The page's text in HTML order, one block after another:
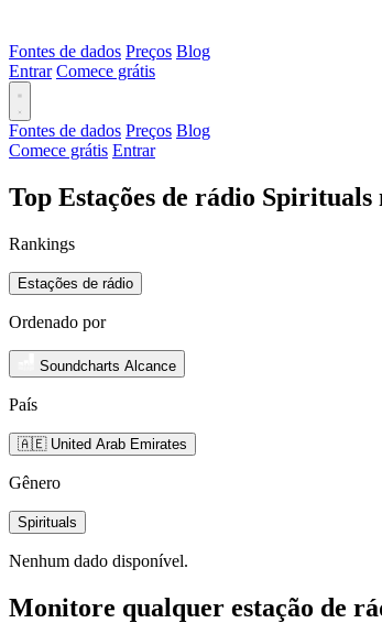
Fontes de dados Preços Blog
Entrar Comece grátis
Fontes de dados Preços Blog
Comece grátis Entrar
Top Estações de rádio
Rankings
Estações de rádio
Ordenado por
Soundcharts Alcance
País
🇦🇪 United Arab Emirates
Gênero
Spirituals
Nenhum dado disponível.
Monitore qualquer estação de